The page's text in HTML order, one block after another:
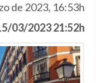
de 2023, 16:53h
03/2023 21:52h